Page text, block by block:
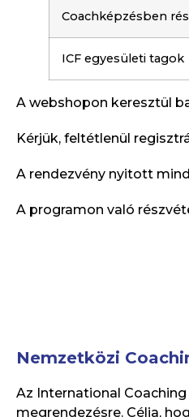
Coachképzésben
ICF egyesületi tagok
A webshopon keresztül
Kérjük, feltétlenül
A rendezvény nyitott
A programon való
Nemzetközi
Az International Coaching
megrendezésre. Célja,